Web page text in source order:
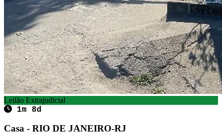
Leilão Extrajudicial
1m 8d
Casa - RIO DE JANEIRO-RJ